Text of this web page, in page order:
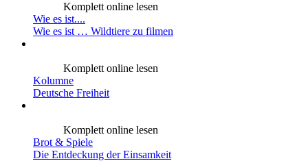
Komplett online lesen
Wie es ist....
Wie es ist … Wildtiere zu filmen
Komplett online lesen
Kolumne
Deutsche Freiheit
Komplett online lesen
Brot & Spiele
Die Entdeckung der Einsamkeit